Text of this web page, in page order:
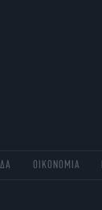
ΟΙΚΟΝΟΜΙΑ